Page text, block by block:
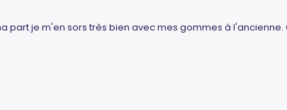
je m'en sors très bien avec mes gommes à l'ancienne.